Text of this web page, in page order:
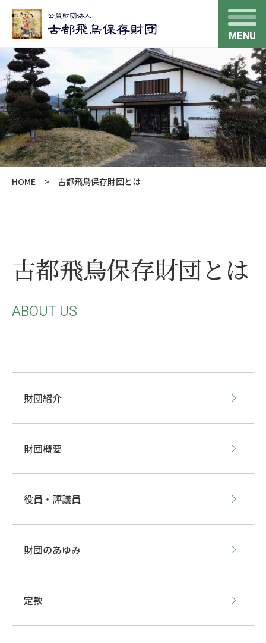
MENU
HOME 古都飛鳥保存財団とは
古都飛鳥保存財団とは
ABOUT US
財団紹介
財団概要
役員・評議員
財団のあゆみ
定款